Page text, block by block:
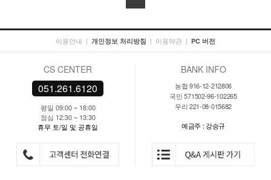
이용안내 | 개인정보 처리방침 | 이용약관 | PC 버전
CS CENTER
051.261.6120
평일 09:00 ~ 18:00
점심 12:30 ~ 13:30
휴무 토/일 및 공휴일
BANK INFO
농협 916-12-212806
국민 571502-96-102265
우리 221-08-015682
예금주 : 강승규